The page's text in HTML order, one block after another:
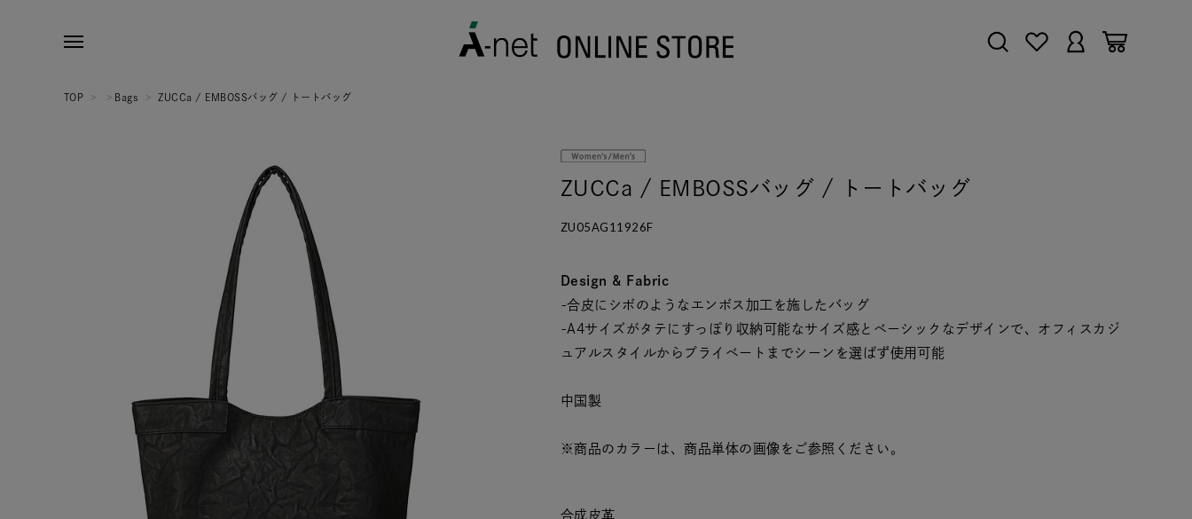
TOP > > Bags > ZUCCa / EMBOSSバッグ / トートバッグ
ZUCCa / EMBOSSバッグ / トートバッグ
ZU05AG11926F
Design & Fabric
-合皮にシボのようなエンボス加工を施したバッグ
-A4サイズがタテにすっぽり収納可能なサイズ感とベーシックなデザインで、オフィスカジ
ュアルスタイルからプライベートまでシーンを選ばず使用可能
中国製
※商品のカラーは、商品単体の画像をご参照ください。
合成皮革